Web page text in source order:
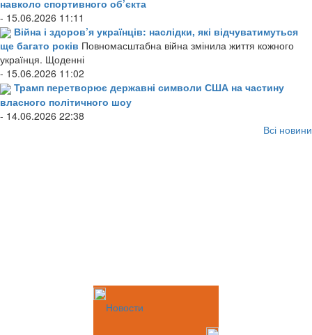
навколо спортивного об’єкта
- 15.06.2026 11:11
Війна і здоров’я українців: наслідки, які відчуватимуться
ще багато років Повномасштабна війна змінила життя кожного
українця. Щоденні
- 15.06.2026 11:02
Трамп перетворює державні символи США на частину
власного політичного шоу
- 14.06.2026 22:38
Всі новини
Новости